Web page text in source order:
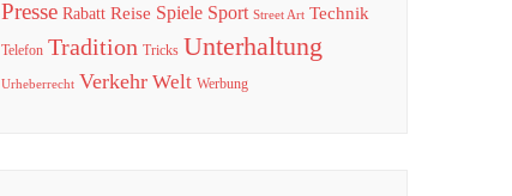
Presse Rabatt Reise Spiele Sport Street Art Technik
Telefon Tradition Tricks Unterhaltung
Urheberrecht Verkehr Welt Werbung